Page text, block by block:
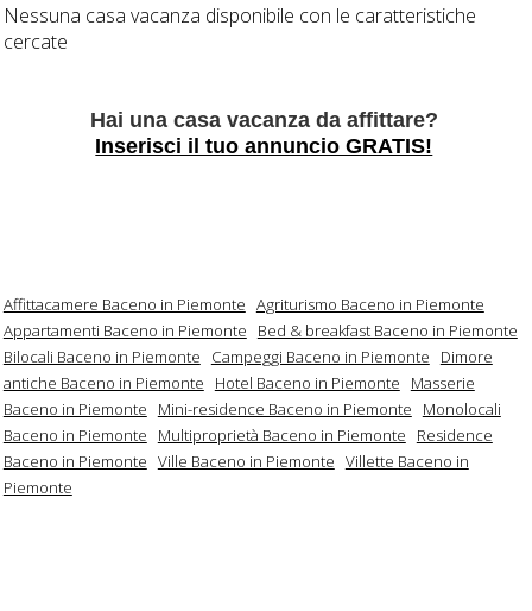
Nessuna casa vacanza disponibile con le caratteristiche
cercate
Hai una casa vacanza da affittare?
Inserisci il tuo annuncio GRATIS!
Affittacamere Baceno in Piemonte Agriturismo Baceno in Piemonte
Appartamenti Baceno in Piemonte
Bed & breakfast Baceno in Piemonte
Bilocali Baceno in Piemonte
Campeggi Baceno in Piemonte
Dimore
antiche Baceno in Piemonte
Hotel Baceno in Piemonte
Masserie
Baceno in Piemonte
Mini-residence Baceno in Piemonte
Monolocali
Baceno in Piemonte
Multiproprietà Baceno in Piemonte
Residence
Baceno in Piemonte Ville Baceno in Piemonte Villette Baceno in
Piemonte